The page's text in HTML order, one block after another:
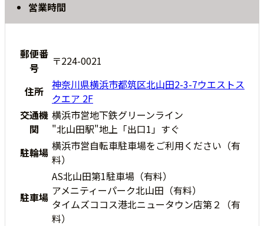
営業時間
郵便番
号
〒224-0021
住所 神奈川県横浜市都筑区北山田2-3-7ウエストス
クエア 2F
交通機
関
横浜市営地下鉄グリーンライン
"北山田駅"地上「出口1」すぐ
駐輪場 横浜市営自転車駐車場をご利用ください（有
料）
駐車場
AS北山田第1駐車場（有料）
アメニティーパーク北山田（有料）
タイムズココス港北ニュータウン店第２（有
料）